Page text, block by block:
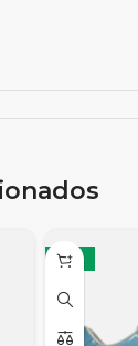
-12%